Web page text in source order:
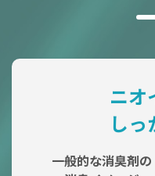
ニオ
しっ
一般的な消臭剤の